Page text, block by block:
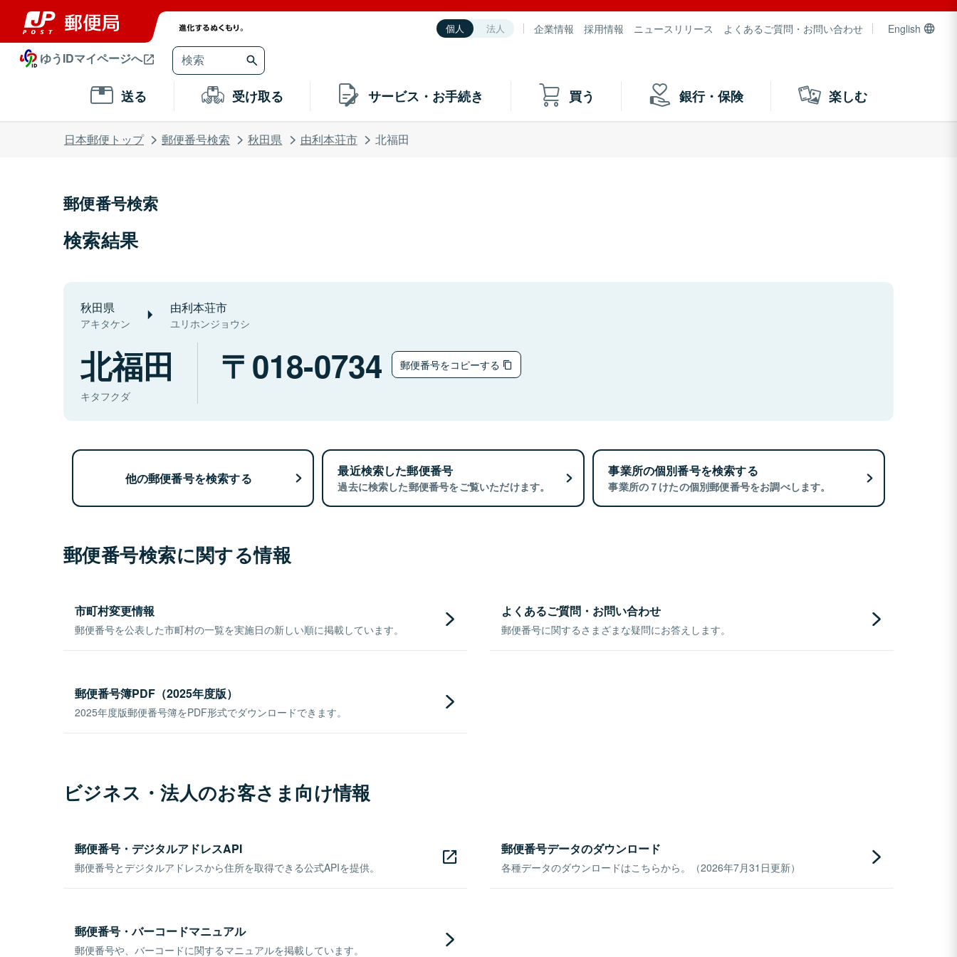
個人 法人 企業情報 採用情報 ニュースリリース よくあるご質問・お問い合わせ English
ゆうIDマイページへ
送る 受け取る サービス・お手続き 買う 銀行・保険 楽しむ
日本郵便トップ 郵便番号検索 秋田県 由利本荘市 北福田
郵便番号検索
検索結果
秋田県
アキタケン
由利本荘市
ユリホンジョウシ
北福田
キタフクダ
018-0734 郵便番号をコピーする
他の郵便番号を検索する 最近検索した郵便番号
過去に検索した郵便番号をご覧いただけます。
事業所の個別番号を検索する
事業所の７けたの個別郵便番号をお調べします。
郵便番号検索に関する情報
市町村変更情報
郵便番号を公表した市町村の一覧を実施日の新しい順に掲載しています。
よくあるご質問・お問い合わせ
郵便番号に関するさまざまな疑問にお答えします。
郵便番号簿PDF（2025年度版）
2025年度版郵便番号簿をPDF形式でダウンロードできます。
ビジネス・法人のお客さま向け情報
郵便番号・デジタルアドレスAPI
郵便番号とデジタルアドレスから住所を取得できる公式APIを提供。
郵便番号データのダウンロード
各種データのダウンロードはこちらから。（2026年7月31日更新）
郵便番号・バーコードマニュアル
郵便番号や、バーコードに関するマニュアルを掲載しています。